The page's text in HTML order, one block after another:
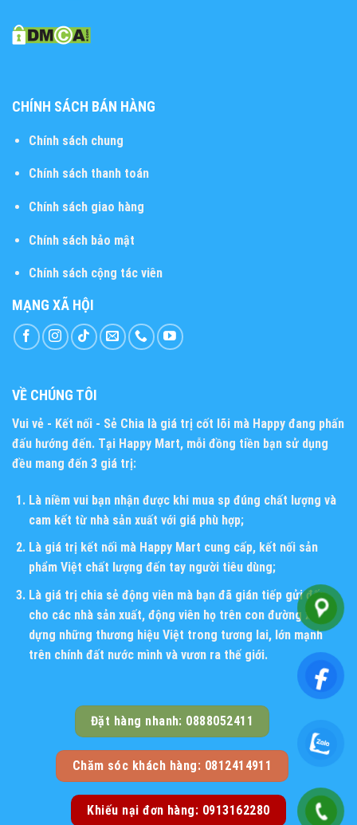
CHÍNH SÁCH BÁN HÀNG
Chính sách chung
Chính sách thanh toán
Chính sách giao hàng
Chính sách bảo mật
Chính sách cộng tác viên
MẠNG XÃ HỘI
VỀ CHÚNG TÔI
Vui vẻ - Kết nối - Sẻ Chia là giá trị cốt lõi mà Happy đang phấn
đấu hướng đến. Tại Happy Mart, mỗi đồng tiền bạn sử dụng
đều mang đến 3 giá trị:
Là niềm vui bạn nhận được khi mua sp đúng chất lượng và
cam kết từ nhà sản xuất với giá phù hợp;
Là giá trị kết nối mà Happy Mart cung cấp, kết nối sản
phẩm Việt chất lượng đến tay người tiêu dùng;
Là giá trị chia sẻ động viên mà bạn đã gián tiếp gửi đến
cho các nhà sản xuất, động viên họ trên con đường xây
dựng những thương hiệu Việt trong tương lai, lớn mạnh
trên chính đất nước mình và vươn ra thế giới.
Đặt hàng nhanh: 0888052411
Chăm sóc khách hàng: 0812414911
Khiếu nại đơn hàng: 0913162280